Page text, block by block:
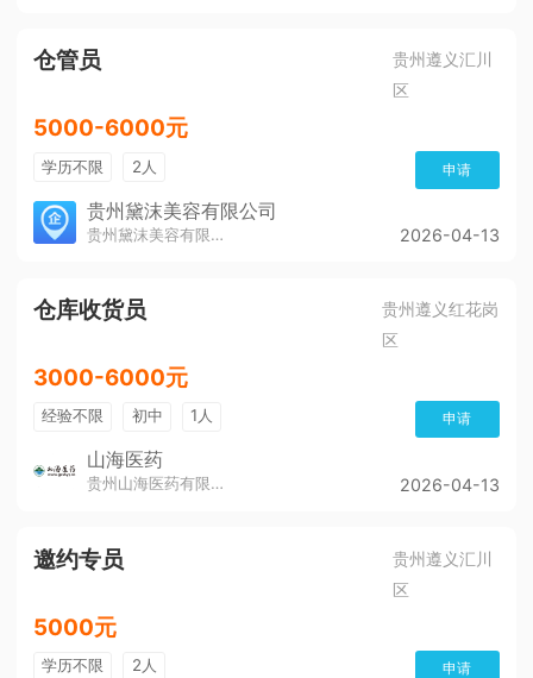
仓管员
贵州遵义汇川
区
5000-6000元
学历不限 2人 申请
贵州黛沫美容有限公司
贵州黛沫美容有限公司 2026-04-13
仓库收货员
贵州遵义红花岗
区
3000-6000元
经验不限 初中 1人 申请
山海医药
贵州山海医药有限公司 2026-04-13
邀约专员
贵州遵义汇川
区
5000元
学历不限 2人 申请